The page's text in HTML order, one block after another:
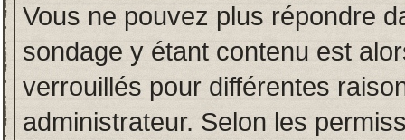
Vous ne pouvez plus répondre
sondage y étant contenu est
verrouillés pour différentes
administrateur. Selon les